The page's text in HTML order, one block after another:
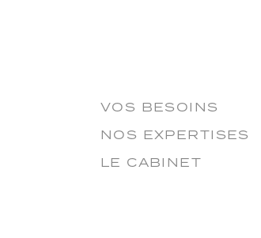
VOS BESOINS
NOS EXPERTISES
LE CABINET